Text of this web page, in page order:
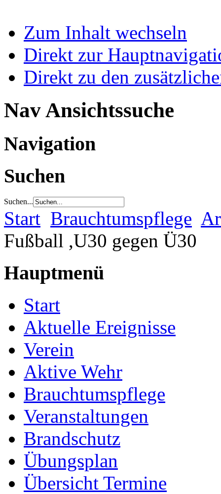
Zum Inhalt wechseln
Direkt zur
Direkt zu den
Nav Ansichtssuche
Navigation
Suchen
Suchen...
Start Brauchtumspflege
Fußball ,U30 gegen Ü30
Hauptmenü
Start
Aktuelle Ereignisse
Verein
Aktive Wehr
Brauchtumspflege
Veranstaltungen
Brandschutz
Übungsplan
Übersicht Termine